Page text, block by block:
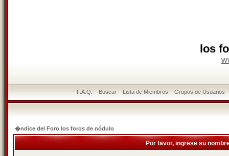
los
F.A.Q. Buscar Lista de Miembros Grupos de Usuarios
�ndice del Foro los foros de nódulo
Por favor, ingrese su